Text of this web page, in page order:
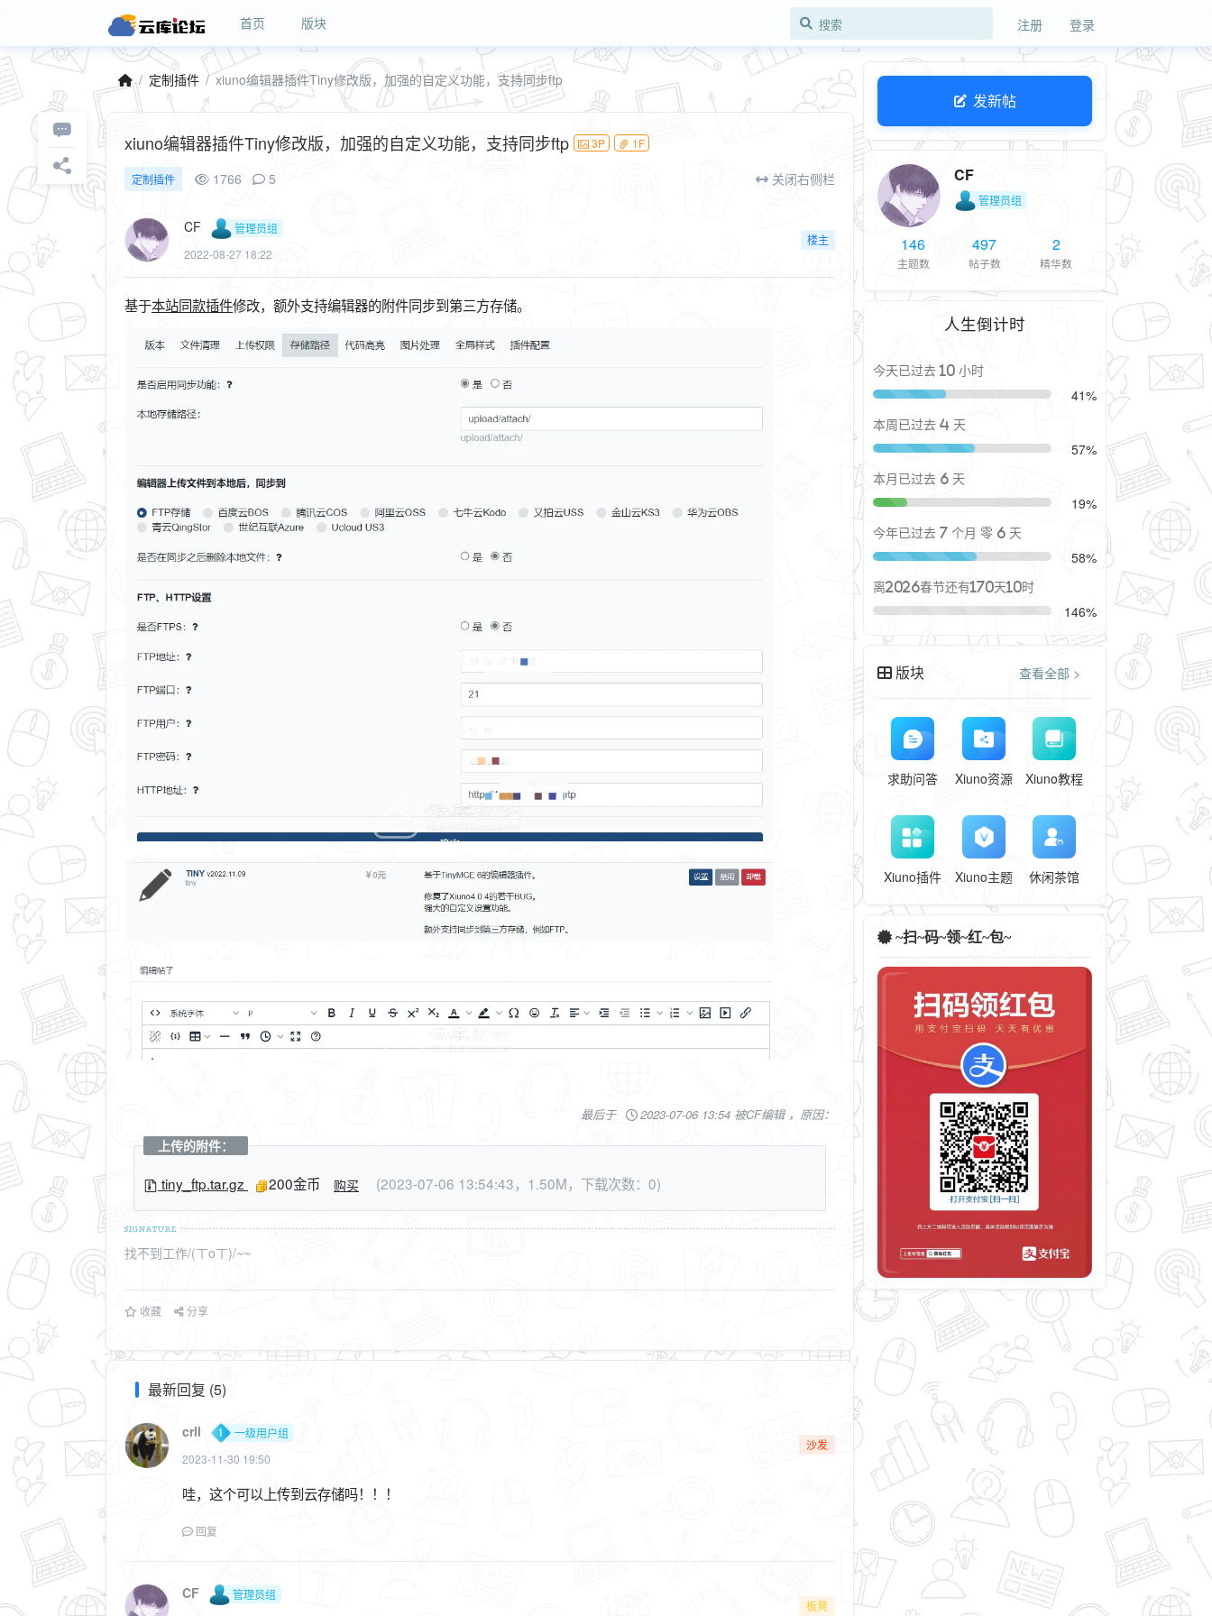
首页 版块 注册 登录
定制插件 xiuno编辑器插件Tiny修改版，加强的自定义功能，支持同步ftp
xiuno编辑器插件Tiny修改版，加强的自定义功能，支持同步ftp 3P 1F
定制插件 1766 5 关闭右侧栏
CF
管理员组
2022-08-27 18:22
楼主
基于本站同款插件修改，额外支持编辑器的附件同步到第三方存储。
最后于 2023-07-06 13:54 被CF编辑 ，原因：
上传的附件：
tiny_ftp.tar.gz 200金币 购买 (2023-07-06 13:54:43，1.50M，下载次数：0)
找不到工作/(ㄒoㄒ)/~~
收藏 分享
最新回复 (5)
crll
一级用户组
2023-11-30 19:50
沙发
哇，这个可以上传到云存储吗！！！
回复
CF
管理员组
板凳
发新帖
CF
管理员组
146
主题数
497
帖子数
2
精华数
人生倒计时
今天已过去 10 小时
41%
本周已过去 4 天
57%
本月已过去 6 天
19%
今年已过去 7 个月 零 6 天
58%
离2026春节还有170天10时
146%
版块 查看全部 >
求助问答 Xiuno资源 Xiuno教程
Xiuno插件 Xiuno主题 休闲茶馆
~扫~码~领~红~包~